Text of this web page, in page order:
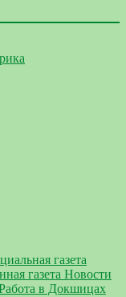
газета
газета Новости
в Докшицах